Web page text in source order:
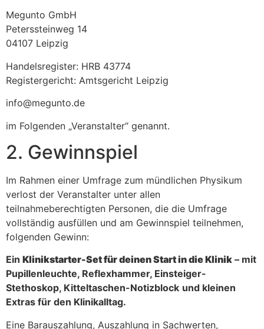
Megunto GmbH
Peterssteinweg 14
04107 Leipzig
Handelsregister: HRB 43774
Registergericht: Amtsgericht Leipzig
info@megunto.de
im Folgenden „Veranstalter“ genannt.
2. Gewinnspiel
Im Rahmen einer Umfrage zum mündlichen Physikum
verlost der Veranstalter unter allen
teilnahmeberechtigten Personen, die die Umfrage
vollständig ausfüllen und am Gewinnspiel teilnehmen,
folgenden Gewinn:
Ein Klinikstarter-Set für deinen Start in die Klinik – mit
Pupillenleuchte, Reflexhammer, Einsteiger-
Stethoskop, Kitteltaschen-Notizblock und kleinen
Extras für den Klinikalltag.
Eine Barauszahlung, Auszahlung in Sachwerten,